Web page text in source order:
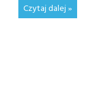
Czytaj dalej »